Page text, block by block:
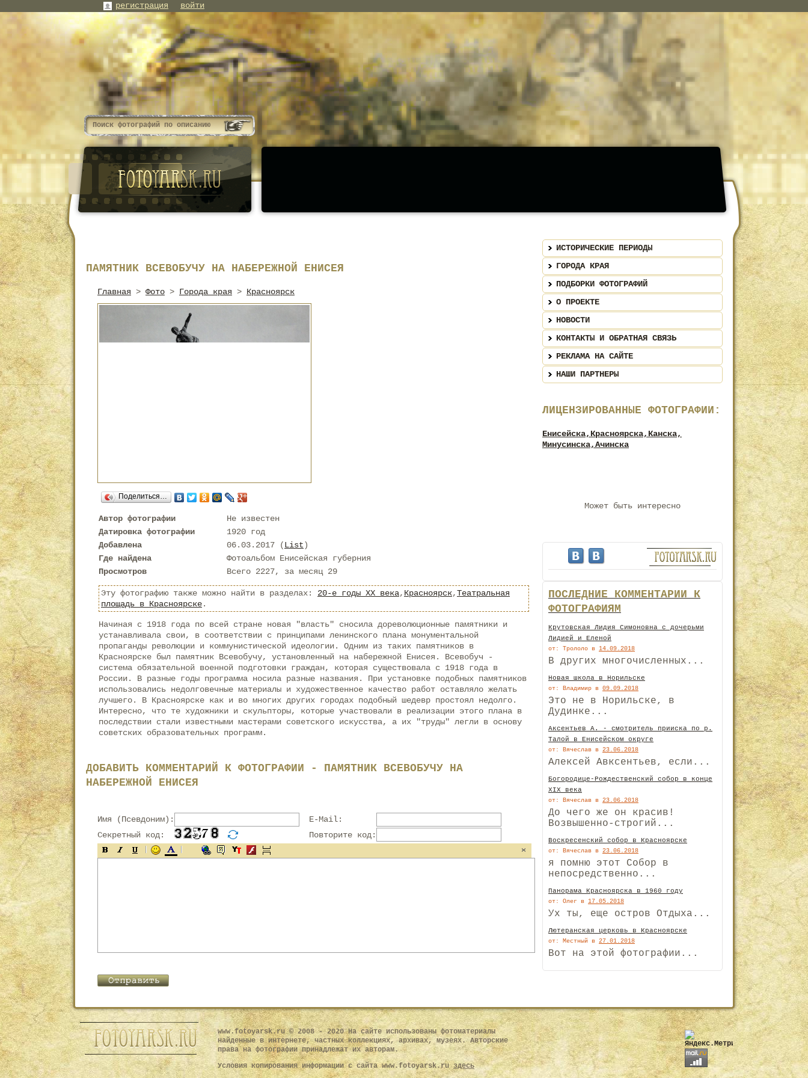
ПАМЯТНИК ВСЕВОБУЧУ НА НАБЕРЕЖНОЙ ЕНИСЕЯ
Главная > Фото > Города края > Красноярск
Поделиться…
Автор фотографии
Не известен
Датировка фотографии
1920 год
Добавлена
06.03.2017 (List)
Где найдена
Фотоальбом Енисейская губерния
Просмотров
Всего 2227, за месяц 29
Эту фотографию также можно найти в разделах: 20-е годы XX века, Красноярск,Театральная
площадь в Красноярске.
Начиная с 1918 года по всей стране новая "власть" сносила дореволюционные памятники и
устанавливала свои, в соответствии с принципами ленинского плана монументальной
пропаганды революции и коммунистической идеологии. Одним из таких памятников в
Красноярске был памятник Всевобучу, установленный на набережной Енисея. Всевобуч -
система обязательной военной подготовки граждан, которая существовала с 1918 года в
России. В разные годы программа носила разные названия. При установке подобных памятников
использовались недолговечные материалы и художественное качество работ оставляло желать
лучшего. В Красноярске как и во многих других городах подобный шедевр простоял недолго.
Интересно, что те художники и скульпторы, которые участвовали в реализации этого плана в
последствии стали известными мастерами советского искусства, а их "труды" легли в основу
советских образовательных программ.
ДОБАВИТЬ КОММЕНТАРИЙ К ФОТОГРАФИИ - ПАМЯТНИК ВСЕВОБУЧУ НА
НАБЕРЕЖНОЙ ЕНИСЕЯ
Имя (Псевдоним):
E-Mail:
Секретный код:
Повторите код:
ИСТОРИЧЕСКИЕ ПЕРИОДЫ
ГОРОДА КРАЯ
ПОДБОРКИ ФОТОГРАФИЙ
О ПРОЕКТЕ
НОВОСТИ
КОНТАКТЫ И ОБРАТНАЯ СВЯЗЬ
РЕКЛАМА НА САЙТЕ
НАШИ ПАРТНЕРЫ
ЛИЦЕНЗИРОВАННЫЕ ФОТОГРАФИИ:
Енисейска, Красноярска, Канска,
Минусинска,Ачинска
Может быть интересно
ПОСЛЕДНИЕ КОММЕНТАРИИ К
ФОТОГРАФИЯМ
Крутовская Лидия Симоновна с дочерьми
Лидией и Еленой
от: Трололо в 14.09.2018
В других многочисленных...
Новая школа в Норильске
от: Владимир в 09.09.2018
Это не в Норильске, в
Дудинке...
Аксентьев А. - смотритель прииска по р.
Талой в Енисейском округе
от: Вячеслав в 23.06.2018
Алексей Авксентьев, если...
Богородице-Рождественский собор в конце
XIX века
от: Вячеслав в 23.06.2018
До чего же он красив!
Возвышенно-строгий...
Воскресенский собор в Красноярске
от: Вячеслав в 23.06.2018
я помню этот Собор в
непосредственно...
Панорама Красноярска в 1960 году
от: Олег в 17.05.2018
Ух ты, еще остров Отдыха...
Лютеранская церковь в Красноярске
от: Местный в 27.01.2018
Вот на этой фотографии...
www.fotoyarsk.ru © 2008 - 2020 На сайте использованы фотоматериалы
найденные в интернете, частных коллекциях, архивах, музеях. Авторские
права на фотографии принадлежат их авторам.
Условия копирования информации с сайта www.fotoyarsk.ruздесь
регистрация войти